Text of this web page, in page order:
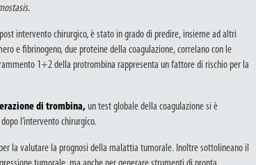
.
intervento chirurgico, è stato in grado di predire, insieme ad altri
e fibrinogeno, due proteine della coagulazione, correlano con le
1+2 della protrombina rappresenta un fattore di rischio per la
di trombina,un test globale della coagulazione si è
l’intervento chirurgico.
la valutare la prognosi della malattia tumorale. Inoltre sottolineano il